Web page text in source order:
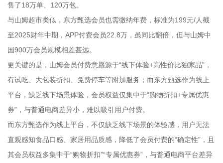
售了18万单、120万包。
与山姆超市类似，东方甄选会员也需缴纳年费，标准为199元/人截
至2025财年中期，APP付费会员22.8万，虽同比翻倍，但与山姆中
国900万会员规模相差甚远。
更关键的是，山姆会员付费意愿源于“线下体验+高性价比独家品”，
有试吃、大包装折扣、免费停车等附加服务；而东方甄选作为线上
平台，缺乏线下场景体验，会员权益仅集中于“购物折扣+专属优惠
券”，与普通电商差异小，难以吸引用户付费。
而东方甄选作为线上平台，不仅缺乏线下场景的体验感，用户无法
直观感知食品口感、家居用品质感，降低了会员付费的“确定性”，且
其会员权益多集中于“购物折扣”“专属优惠券”，与普通电商平台差异